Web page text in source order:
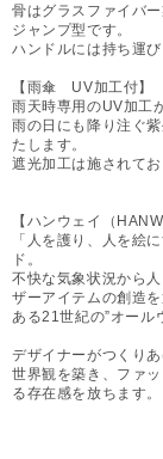
骨はグラスファイバ
ジャンプ型です。
ハンドルには持ち運
【雨傘 UV加工付】
雨天時専用のUV加工
雨の日にも降り注ぐ
たします。
遮光加工は施されてお
【ハンウェイ（
「人を護り、人を絵
ド。
不快な気象状況から
ザーアイテムの創造
ある21世紀の”オール
デザイナーがつくり
世界観を築き、ファ
る存在感を放ちます。